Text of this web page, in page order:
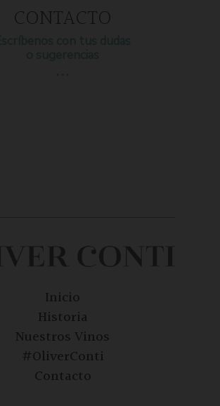
CONTACTO
Inicio
Historia
Nuestros Vinos
#OliverConti
Contacto